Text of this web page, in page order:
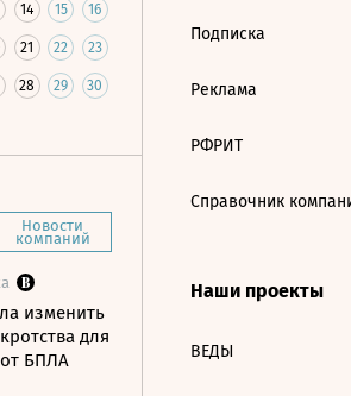
14 15 16
21 22 23
28 29 30
Новости
компаний
изменить
для
БПЛА
Подписка
Реклама
РФРИТ
Справочник
Наши проекты
ВЕДЫ